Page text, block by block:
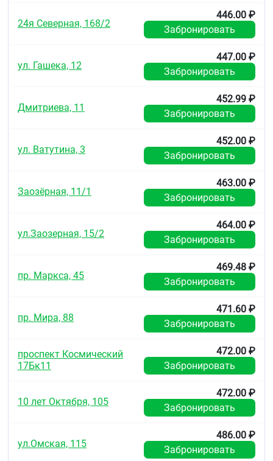
24я Северная, 168/2
446.00 ₽
Забронировать
ул. Гашека, 12
447.00 ₽
Забронировать
Дмитриева, 11
452.99 ₽
Забронировать
ул. Ватутина, 3
452.00 ₽
Забронировать
Заозёрная, 11/1
463.00 ₽
Забронировать
ул.Заозерная, 15/2
464.00 ₽
Забронировать
пр. Маркса, 45
469.48 ₽
Забронировать
пр. Мира, 88
471.60 ₽
Забронировать
проспект Космический
17Бк11
472.00 ₽
Забронировать
10 лет Октября, 105
472.00 ₽
Забронировать
ул.Омская, 115
486.00 ₽
Забронировать